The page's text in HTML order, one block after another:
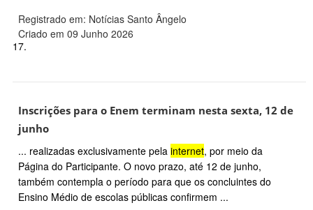
Registrado em: Notícias Santo Ângelo
Criado em 09 Junho 2026
17.
Inscrições para o Enem terminam nesta sexta, 12 de
junho
... realizadas exclusivamente pela internet, por meio da
Página do Participante. O novo prazo, até 12 de junho,
também contempla o período para que os concluintes do
Ensino Médio de escolas públicas confirmem ...